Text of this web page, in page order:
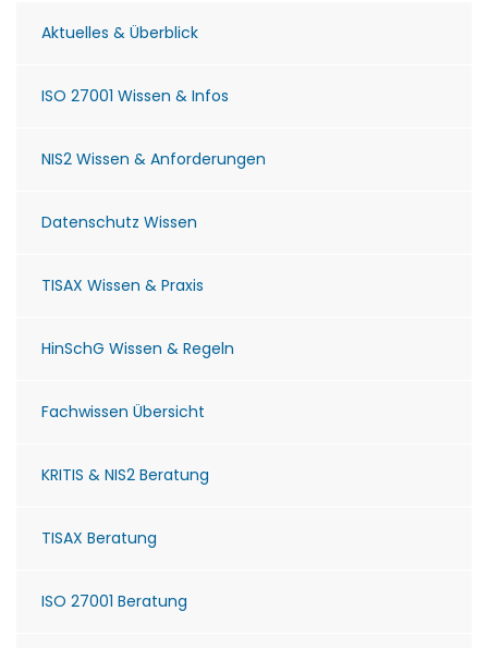
Aktuelles & Überblick
ISO 27001 Wissen & Infos
NIS2 Wissen & Anforderungen
Datenschutz Wissen
TISAX Wissen & Praxis
HinSchG Wissen & Regeln
Fachwissen Übersicht
KRITIS & NIS2 Beratung
TISAX Beratung
ISO 27001 Beratung